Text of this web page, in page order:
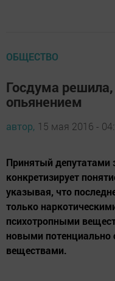
ОБЩЕСТВО
Госдума
опьянением
автор, 15 мая 2016 -
Принятый депутатами
конкретизирует
указывая, что
только
психотропными
новыми
веществами.